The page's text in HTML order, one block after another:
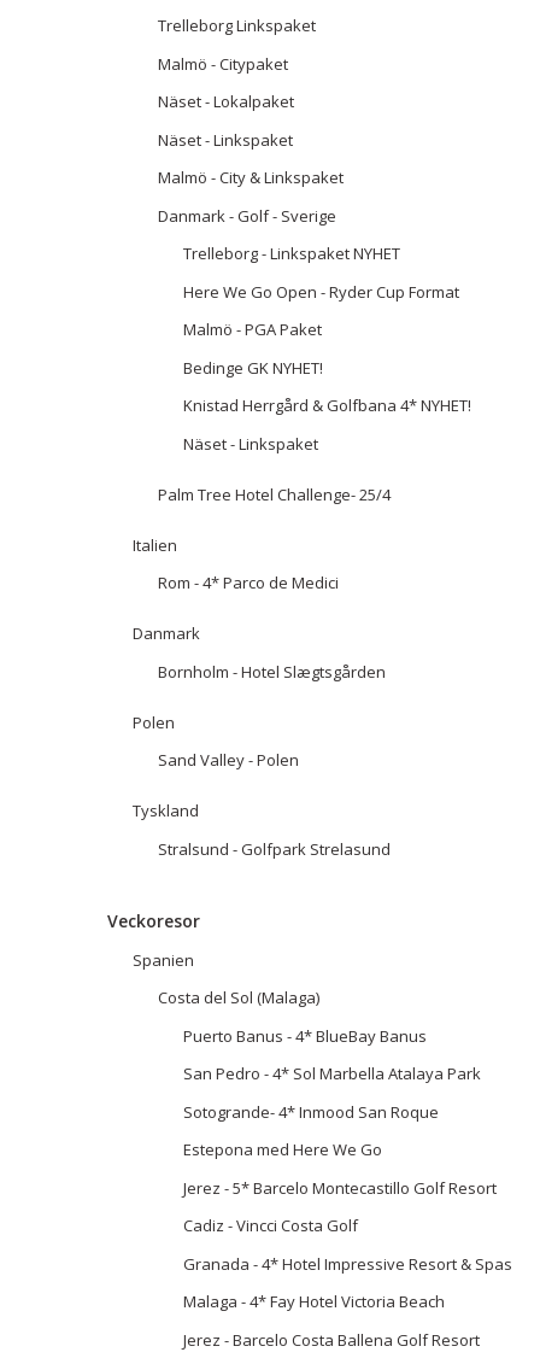
Trelleborg Linkspaket
Malmö - Citypaket
Näset - Lokalpaket
Näset - Linkspaket
Malmö - City & Linkspaket
Danmark - Golf - Sverige
Trelleborg - Linkspaket NYHET
Here We Go Open - Ryder Cup Format
Malmö - PGA Paket
Bedinge GK NYHET!
Knistad Herrgård & Golfbana 4* NYHET!
Näset - Linkspaket
Palm Tree Hotel Challenge- 25/4
Italien
Rom - 4* Parco de Medici
Danmark
Bornholm - Hotel Slægtsgården
Polen
Sand Valley - Polen
Tyskland
Stralsund - Golfpark Strelasund
Veckoresor
Spanien
Costa del Sol (Malaga)
Puerto Banus - 4* BlueBay Banus
San Pedro - 4* Sol Marbella Atalaya Park
Sotogrande- 4* Inmood San Roque
Estepona med Here We Go
Jerez - 5* Barcelo Montecastillo Golf Resort
Cadiz - Vincci Costa Golf
Granada - 4* Hotel Impressive Resort & Spas
Malaga - 4* Fay Hotel Victoria Beach
Jerez - Barcelo Costa Ballena Golf Resort